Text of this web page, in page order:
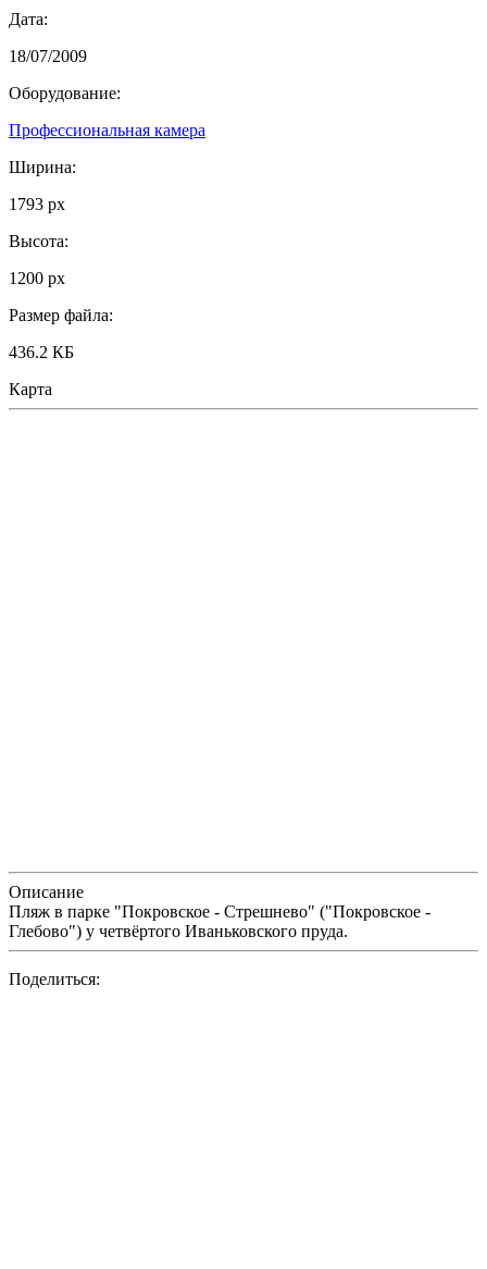
Дата:
18/07/2009
Оборудование:
Профессиональная камера
Ширина:
1793 px
Высота:
1200 px
Размер файла:
436.2 КБ
Карта
Описание
Пляж в парке "Покровское - Стрешнево" ("Покровское -
Глебово") у четвёртого Иваньковского пруда.
Поделиться: